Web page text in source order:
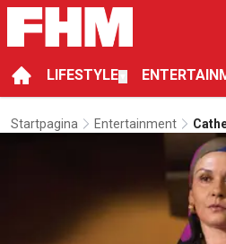
LIFESTYLE
Startpagina Entertainment